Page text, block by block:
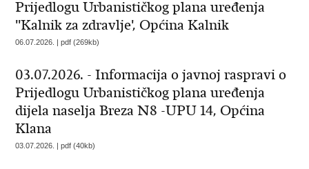
Prijedlogu Urbanističkog plana uređenja
''Kalnik za zdravlje', Općina Kalnik
06.07.2026. | pdf (269kb)
03.07.2026. - Informacija o javnoj raspravi o
Prijedlogu Urbanističkog plana uređenja
dijela naselja Breza N8 -UPU 14, Općina
Klana
03.07.2026. | pdf (40kb)